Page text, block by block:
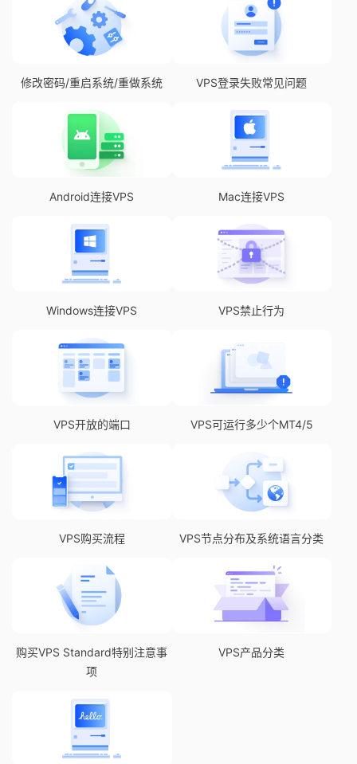
修改密码/重启系统/重做系统 VPS登录失败常见问题
Android连接VPS Mac连接VPS
Windows连接VPS VPS禁止行为
VPS开放的端口 VPS可运行多少个MT4/5
VPS购买流程 VPS节点分布及系统语言分类
购买VPS Standard特别注意事
项
VPS产品分类